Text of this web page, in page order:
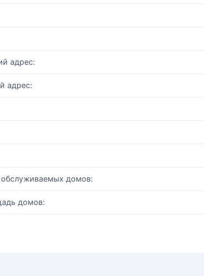
адрес:
адрес:
обслуживаемых домов:
домов: